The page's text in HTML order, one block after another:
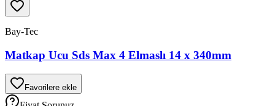
Bay-Tec
Matkap Ucu Sds Max 4 Elmaslı 14 x 340mm
Favorilere ekle